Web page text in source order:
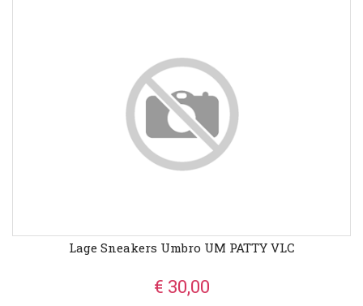
Lage Sneakers Umbro UM PATTY VLC
€ 30,00